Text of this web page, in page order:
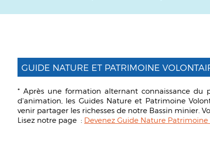
GUIDE NATURE ET PATRIMOINE
* Après une formation alternant connaissance
d'animation, les Guides Nature et Patrimoine
venir partager les richesses de notre Bassin minier.
Lisez notre page : Devenez Guide Nature